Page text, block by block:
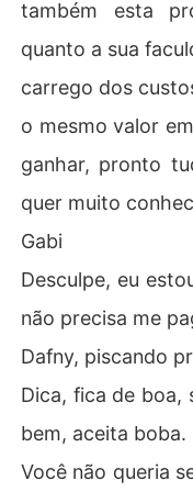
também esta
quanto a sua
carrego dos
o mesmo valor
ganhar, pronto
quer muito
Gabi
Desculpe, eu
não precisa me
Dafny, piscando
Dica, fica de boa,
bem, aceita boba.
Você não queria